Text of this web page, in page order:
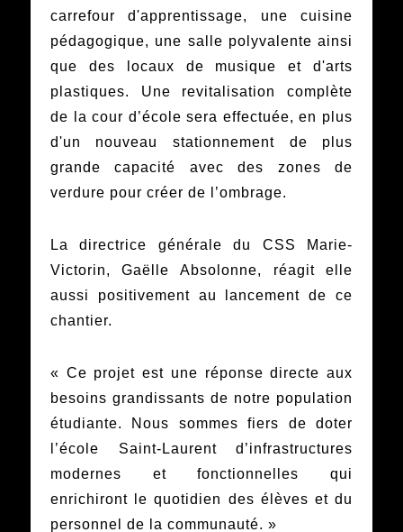
carrefour d'apprentissage, une cuisine
pédagogique, une salle polyvalente ainsi
que des locaux de musique et d'arts
plastiques. Une revitalisation complète
de la cour d’école sera effectuée, en plus
d'un nouveau stationnement de plus
grande capacité avec des zones de
verdure pour créer de l’ombrage.
La directrice générale du CSS Marie-
Victorin, Gaëlle Absolonne, réagit elle
aussi positivement au lancement de ce
chantier.
« Ce projet est une réponse directe aux
besoins grandissants de notre population
étudiante. Nous sommes fiers de doter
l’école Saint-Laurent d’infrastructures
modernes et fonctionnelles qui
enrichiront le quotidien des élèves et du
personnel de la communauté. »